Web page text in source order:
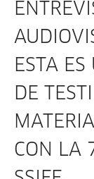
ESTA
DE
CON LA